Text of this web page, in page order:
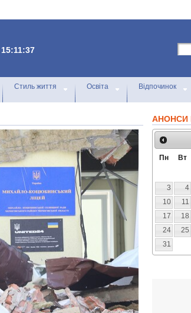
15:11:37
Стиль життя Освіта Відпочинок
АНОНСИ
Пн Вт
3
4
10
11
17
18
24
25
31